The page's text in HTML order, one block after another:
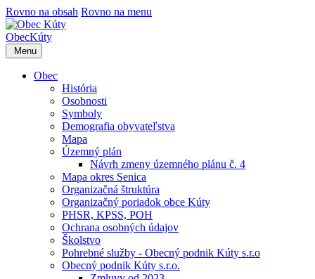
Rovno na obsah Rovno na menu
ObecKúty
Menu
Obec
História
Osobnosti
Symboly
Demografia obyvateľstva
Mapa
Územný plán
Návrh zmeny územného plánu č. 4
Mapa okres Senica
Organizačná štruktúra
Organizačný poriadok obce Kúty
PHSR, KPSS, POH
Ochrana osobných údajov
Školstvo
Pohrebné služby - Obecný podnik Kúty s.r.o
Obecný podnik Kúty s.r.o.